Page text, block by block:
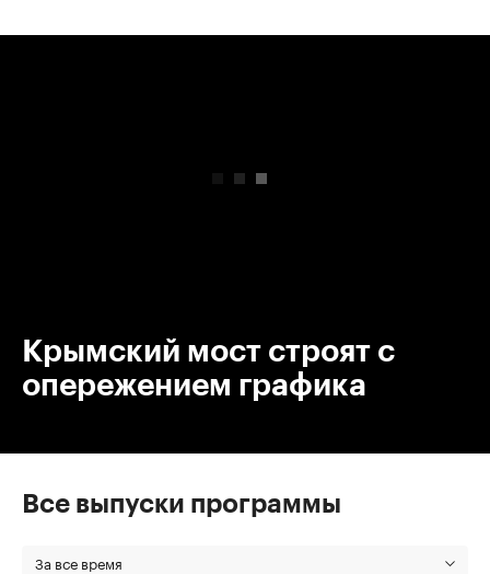
Крымский мост строят с
опережением графика
Все выпуски программы
За все время